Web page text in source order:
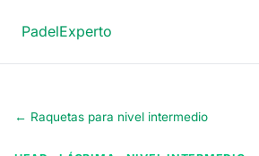
PadelExperto
← Raquetas para nivel intermedio